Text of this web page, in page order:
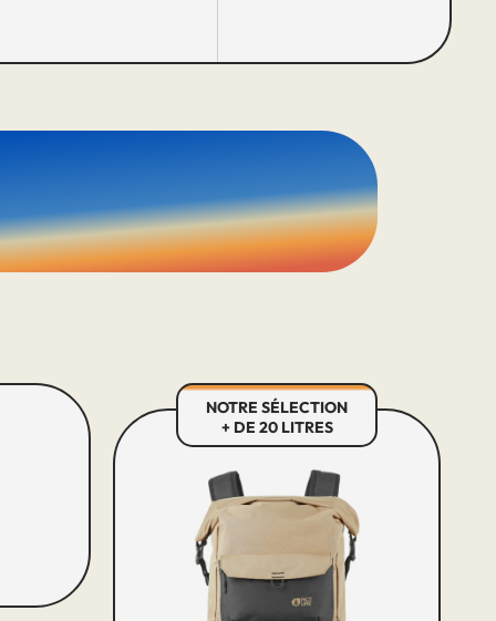
NOTRE SÉLECTION
+ DE 20 LITRES